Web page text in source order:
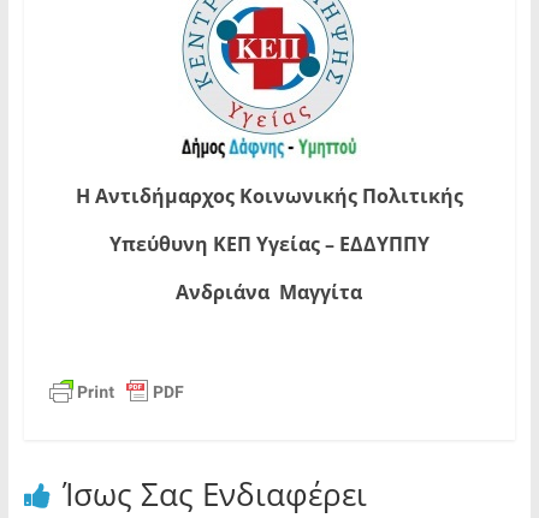
Η Αντιδήμαρχος Κοινωνικής Πολιτικής
Υπεύθυνη ΚΕΠ Υγείας – ΕΔΔΥΠΠΥ
Ανδριάνα Μαγγίτα
Ίσως Σας Ενδιαφέρει